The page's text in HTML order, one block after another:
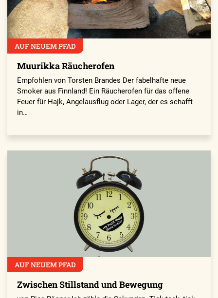
AUF NEUEM PFAD
Muurikka Räucherofen
Empfohlen von Torsten Brandes Der fabelhafte neue
Smoker aus Finnland! Ein Räucherofen für das offene
Feuer für Hajk, Angelausflug oder Lager, der es schafft
in…
AUF NEUEM PFAD
Zwischen Stillstand und Bewegung